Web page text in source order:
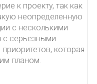
к проекту, так как
неопределенную
с несколькими
с серьезными
которая
планом.